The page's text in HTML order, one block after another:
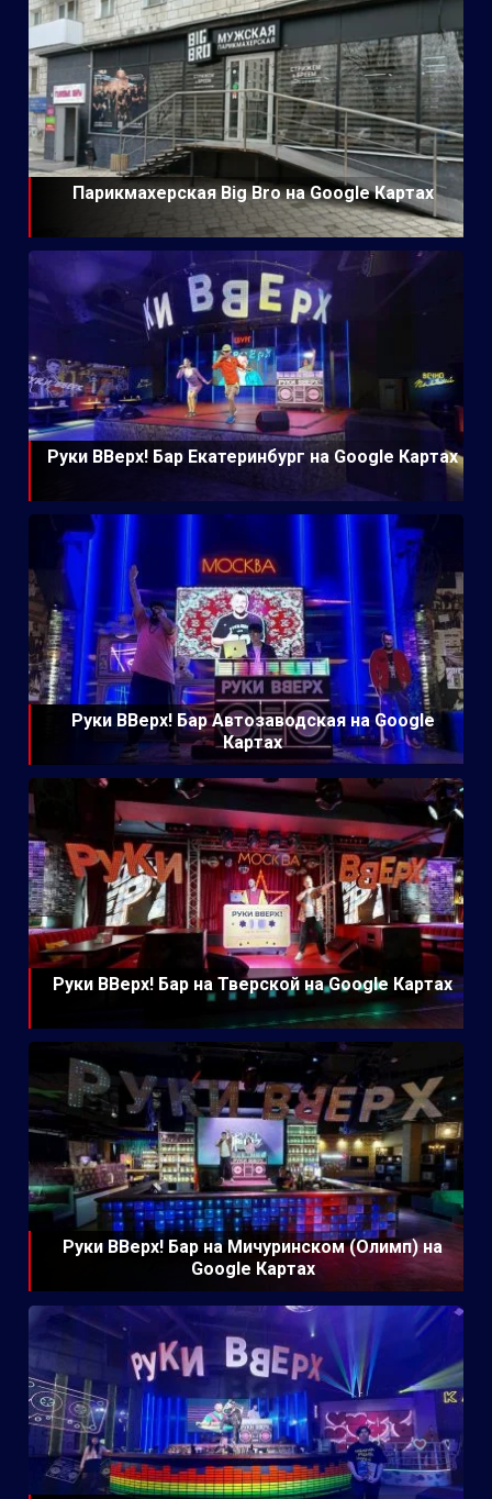
Парикмахерская Big Bro на Google Картах
Руки ВВерх! Бар Екатеринбург на Google Картах
Руки ВВерх! Бар Автозаводская на Google
Картах
Руки ВВерх! Бар на Тверской на Google Картах
Руки ВВерх! Бар на Мичуринском (Олимп) на
Google Картах